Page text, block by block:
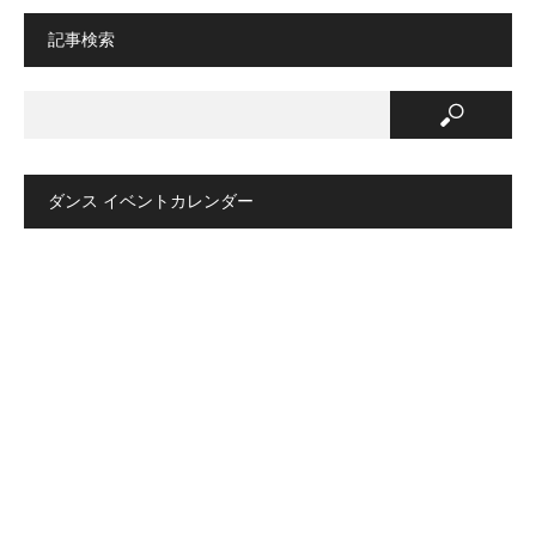
記事検索
ダンス イベントカレンダー